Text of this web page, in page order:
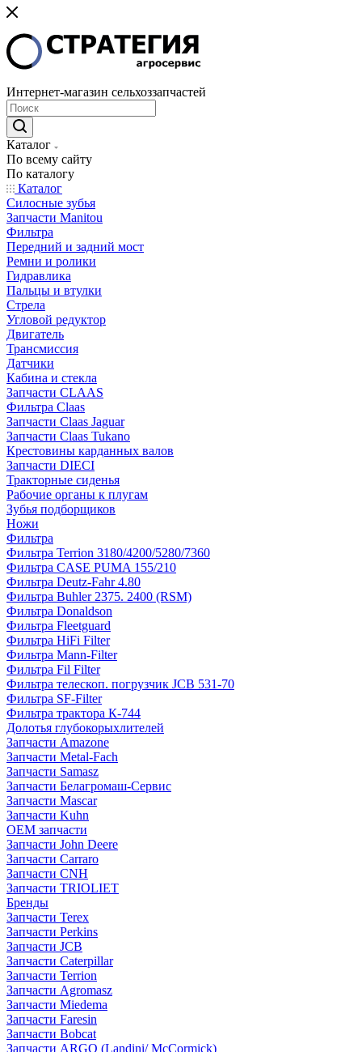
Интернет-магазин сельхоззапчастей
Каталог
По всему сайту
По каталогу
Каталог
Cилосные зубья
Запчасти Manitou
Фильтра
Передний и задний мост
Ремни и ролики
Гидравлика
Пальцы и втулки
Стрела
Угловой редуктор
Двигатель
Трансмиссия
Датчики
Кабина и стекла
Запчасти CLAAS
Фильтра Claas
Запчасти Claas Jaguar
Запчасти Claas Tukano
Крестовины карданных валов
Запчасти DIECI
Тракторные сиденья
Рабочие органы к плугам
Зубья подборщиков
Ножи
Фильтра
Фильтра Terrion 3180/4200/5280/7360
Фильтра CASE PUMA 155/210
Фильтра Deutz-Fahr 4.80
Фильтра Buhler 2375. 2400 (RSM)
Фильтра Donaldson
Фильтра Fleetguard
Фильтра HiFi Filter
Фильтра Mann-Filter
Фильтра Fil Filter
Фильтра телескоп. погрузчик JCB 531-70
Фильтра SF-Filter
Фильтра трактора К-744
Долотья глубокорыхлителей
Запчасти Amazone
Запчасти Metal-Fach
Запчасти Samasz
Запчасти Белагромаш-Сервис
Запчасти Mascar
Запчасти Kuhn
OEM запчасти
Запчасти John Deere
Запчасти Carraro
Запчасти CNH
Запчасти TRIOLIET
Бренды
Запчасти Terex
Запчасти Perkins
Запчасти JCB
Запчасти Caterpillar
Запчасти Terrion
Запчасти Agromasz
Запчасти Miedema
Запчасти Faresin
Запчасти Bobcat
Запчасти ARGO (Landini/ McCormick)